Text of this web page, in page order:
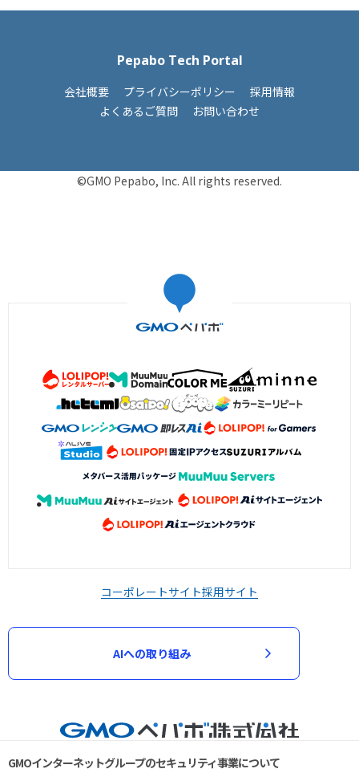
Pepabo Tech Portal
会社概要 プライバシーポリシー
採用情報
よくあるご質問
お問い合わせ
©GMO Pepabo, Inc. All rights reserved.
コーポレートサイト採用サイト
AIへの取り組み
GMOインターネットグループのセキュリティ事業について